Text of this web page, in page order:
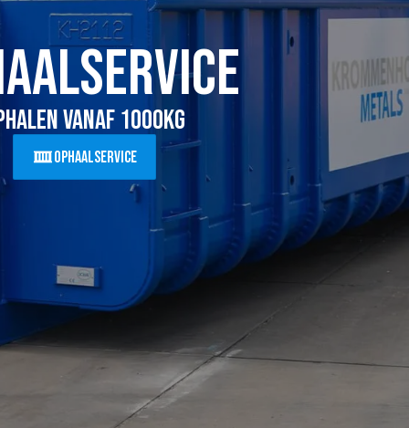
vanaf 1000Kg
Ophaalservice